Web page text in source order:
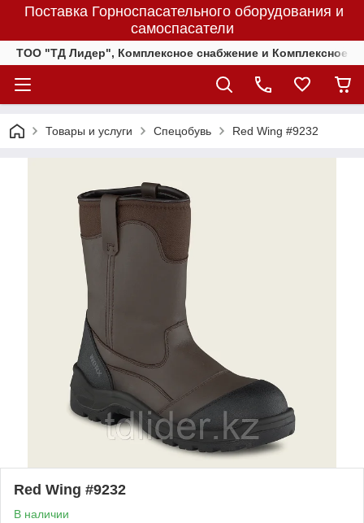
Поставка Горноспасательного оборудования и
самоспасатели
ТОО "ТД Лидер", Комплексное снабжение и Комплексное
Товары и услуги Спецобувь Red Wing #9232
Red Wing #9232
В наличии